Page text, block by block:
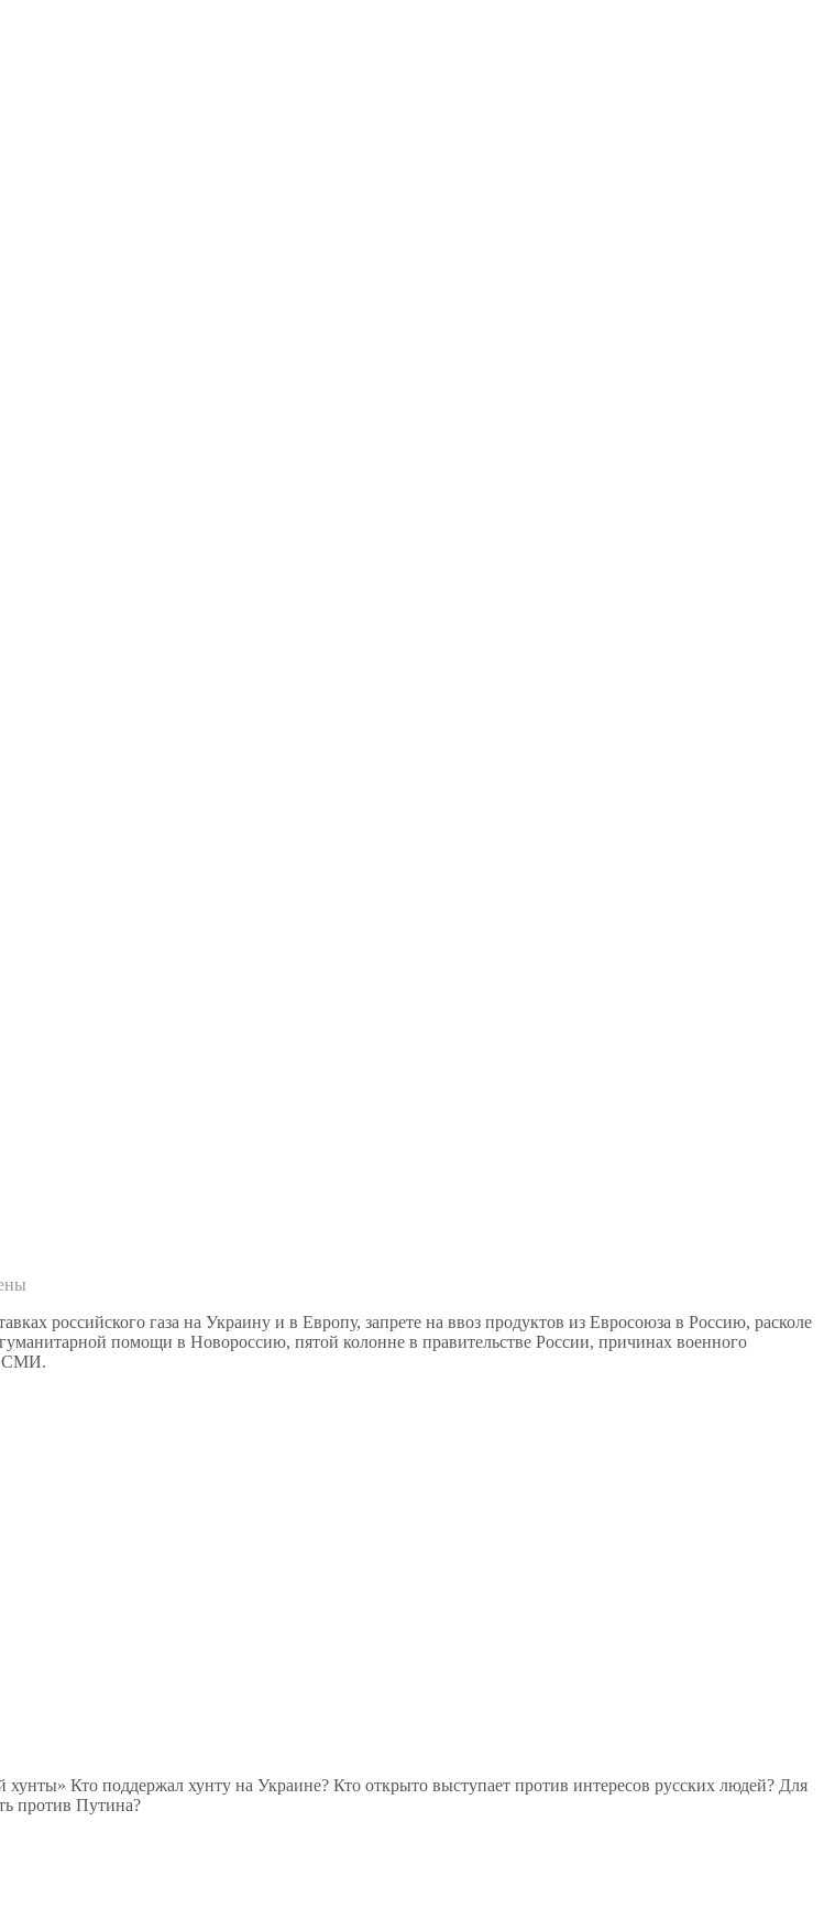
российского газа на Украину и в Европу, запрете на ввоз продуктов из Евросоюза в Россию, расколе
помощи в Новороссию, пятой колонне в правительстве России, причинах военного
СМИ.
Кто поддержал хунту на Украине? Кто открыто выступает против интересов русских людей? Для
против Путина?